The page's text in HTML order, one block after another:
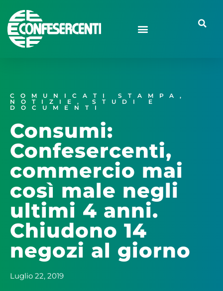
COMUNICATI STAMPA ,
NOTIZIE , STUDI E
DOCUMENTI
Consumi:
Confesercenti,
commercio mai
così male negli
ultimi 4 anni.
Chiudono 14
negozi al giorno
Luglio 22, 2019